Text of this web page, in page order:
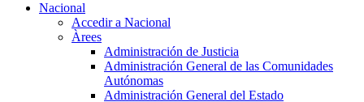
Nacional
Accedir a Nacional
Àrees
Administración de Justicia
Administración General de las Comunidades
Autónomas
Administración General del Estado